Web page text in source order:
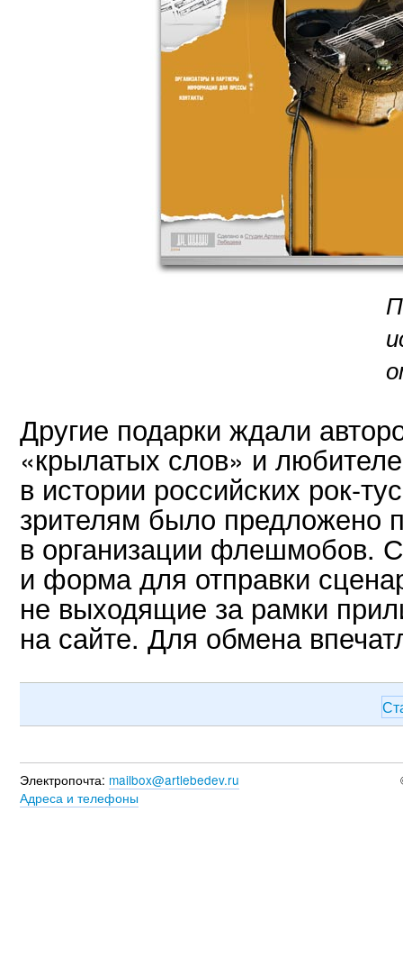
Другие подарки ждали
«крылатых слов» и
в истории российских рок-
зрителям было предложено
в организации флешмобов.
и форма для отправки
не выходящие за рамки
на сайте. Для обмена
Электропочта: mailbox@artlebedev.ru
Адреса и телефоны